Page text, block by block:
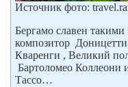
Источник фото:
Бергамо славен
композитор
Кваренги , Великий
Бартоломео Коллеони
Тассо…